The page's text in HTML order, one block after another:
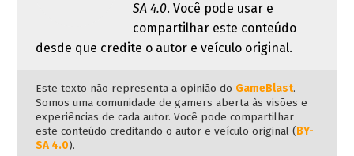
SA 4.0. Você pode usar e
compartilhar este conteúdo
desde que credite o autor e veículo original.
Este texto não representa a opinião do GameBlast.
Somos uma comunidade de gamers aberta às visões e
experiências de cada autor. Você pode compartilhar
este conteúdo creditando o autor e veículo original (BY-
SA 4.0).